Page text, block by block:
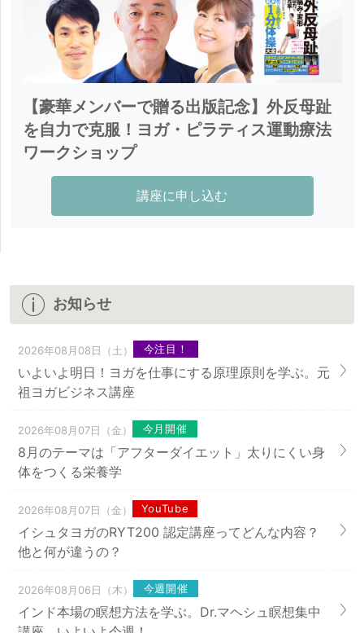
【豪華メンバーで贈る出版記念】外反母趾
を自力で克服！ヨガ・ピラティス運動療法
ワークショップ
講座に申し込む
お知らせ
2026年08月08日（土） 今注目！
いよいよ明日！ヨガを仕事にする原理原則を学ぶ。元
祖ヨガビジネス講座
2026年08月07日（金） 今月開催
8月のテーマは「アフターダイエット」太りにくい身
体をつくる栄養学
2026年08月07日（金） YouTube
イシュタヨガのRYT200 認定講座ってどんな内容？
他と何が違うの？
2026年08月06日（木） 今週開催
インド本場の瞑想方法を学ぶ。Dr.マヘシュ瞑想集中